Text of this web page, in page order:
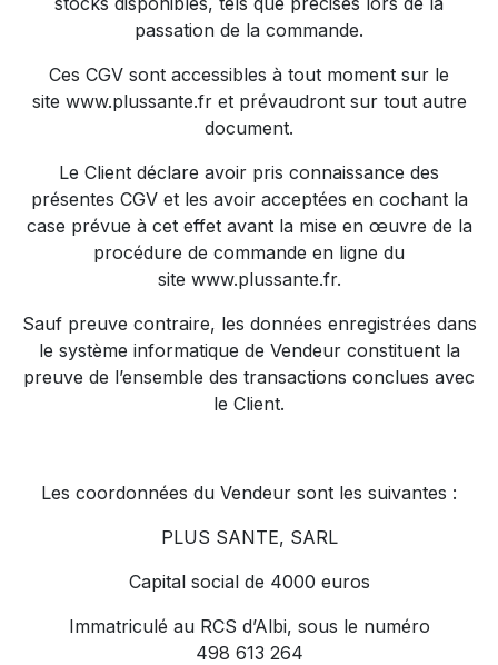
passation de la commande.
Ces CGV sont accessibles à tout moment sur le
site www.plussante.fret prévaudront sur tout autre
document.
Le Client déclare avoir pris connaissance des
présentes CGV et les avoir acceptées en cochant la
case prévue à cet effet avant la mise en œuvre de la
procédure de commande en ligne du
site www.plussante.fr.
Sauf preuve contraire, les données enregistrées dans
le système informatique de Vendeur constituent la
preuve de l’ensemble des transactions conclues avec
le Client.
Les coordonnées du Vendeur sont les suivantes :
PLUS SANTE, SARL
Capital social de 4000 euros
Immatriculé au RCS d’Albi, sous le numéro
498 613 264